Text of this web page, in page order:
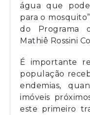
água que
para o
do Programa
Mathiê Rossini
É importante
população
endemias,
imóveis
este primeiro